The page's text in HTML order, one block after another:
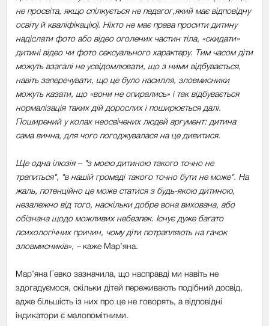
не просвіта, якщо спілкується не педагог,який має відповідну
освіту й кваліфікацію). Ніхто не має права просити дитину
надіслати фото або відео оголених частин тіла, «скидати»
дитині відео чи фото сексуального характеру. Тим часом діти
можуть взагалі не усвідомлювати, що з ними відбувається,
навіть заперечувати, що це було насилля, зловмисники
можуть казати, що «вони не опирались» і так відбувається
нормалізація таких дій дорослих і поширюється далі.
Поширений у колах неосвічених людей аргумент: дитина
сама винна, для чого погоджувалася на це дивитися.
Ще одна ілюзія – "з моєю дитиною такого точно не
трапиться", "в нашій громаді такого точно бути не може". На
жаль, потенційно це може статися з будь-якою дитиною,
незалежно від того, наскільки добре вона вихована, або
обізнана щодо можливих небезпек. Існує дуже багато
психологічних причин, чому діти потрапляють на гачок
зловмисників», –каже Мар’яна.
Мар’яна Гевко зазначила, що насправді ми навіть не
здогадуємося, скільки дітей переживають подібний досвід,
адже більшість із них про це не говорять, а відповідні
індикатори є малопомітними.